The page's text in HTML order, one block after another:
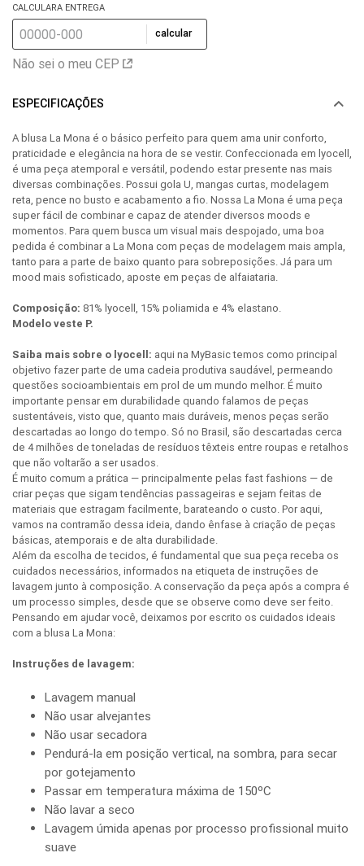
CALCULARA ENTREGA
calcular
Não sei o meu CEP
ESPECIFICAÇÕES
A blusa La Mona é o básico perfeito para quem ama unir conforto,
praticidade e elegância na hora de se vestir. Confeccionada em lyocell,
é uma peça atemporal e versátil, podendo estar presente nas mais
diversas combinações. Possui gola U, mangas curtas, modelagem
reta, pence no busto e acabamento a fio. Nossa La Mona é uma peça
super fácil de combinar e capaz de atender diversos moods e
momentos. Para quem busca um visual mais despojado, uma boa
pedida é combinar a La Mona com peças de modelagem mais ampla,
tanto para a parte de baixo quanto para sobreposições. Já para um
mood mais sofisticado, aposte em peças de alfaiataria.
Composição: 81% lyocell, 15% poliamida e 4% elastano.
Modelo veste P.
Saiba mais sobre o lyocell: aqui na MyBasic temos como principal
objetivo fazer parte de uma cadeia produtiva saudável, permeando
questões socioambientais em prol de um mundo melhor. É muito
importante pensar em durabilidade quando falamos de peças
sustentáveis, visto que, quanto mais duráveis, menos peças serão
descartadas ao longo do tempo. Só no Brasil, são descartadas cerca
de 4 milhões de toneladas de resíduos têxteis entre roupas e retalhos
que não voltarão a ser usados.
É muito comum a prática — principalmente pelas fast fashions — de
criar peças que sigam tendências passageiras e sejam feitas de
materiais que estragam facilmente, barateando o custo. Por aqui,
vamos na contramão dessa ideia, dando ênfase à criação de peças
básicas, atemporais e de alta durabilidade.
Além da escolha de tecidos, é fundamental que sua peça receba os
cuidados necessários, informados na etiqueta de instruções de
lavagem junto à composição. A conservação da peça após a compra é
um processo simples, desde que se observe como deve ser feito.
Pensando em ajudar você, deixamos por escrito os cuidados ideais
com a blusa La Mona:
Instruções de lavagem:
Lavagem manual
Não usar alvejantes
Não usar secadora
Pendurá-la em posição vertical, na sombra, para secar
por gotejamento
Passar em temperatura máxima de 150ºC
Não lavar a seco
Lavagem úmida apenas por processo profissional muito
suave